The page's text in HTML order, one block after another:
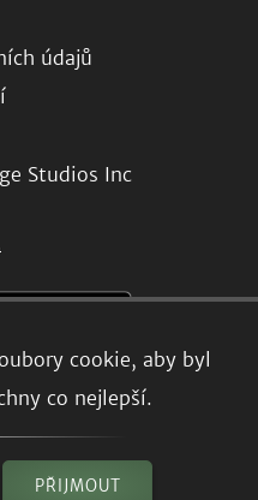
cookie, aby byl
co nejlepší.
PŘIJMOUT
údajů
Studios Inc